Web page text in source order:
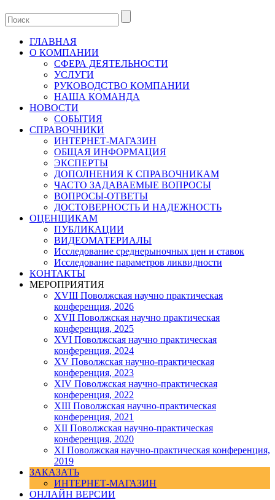
ГЛАВНАЯ
О КОМПАНИИ
СФЕРА ДЕЯТЕЛЬНОСТИ
УСЛУГИ
РУКОВОДСТВО КОМПАНИИ
НАША КОМАНДА
НОВОСТИ
СОБЫТИЯ
СПРАВОЧНИКИ
ИНТЕРНЕТ-МАГАЗИН
ОБЩАЯ ИНФОРМАЦИЯ
ЭКСПЕРТЫ
ДОПОЛНЕНИЯ К СПРАВОЧНИКАМ
ЧАСТО ЗАДАВАЕМЫЕ ВОПРОСЫ
ВОПРОСЫ-ОТВЕТЫ
ДОСТОВЕРНОСТЬ И НАДЕЖНОСТЬ
ОЦЕНЩИКАМ
ПУБЛИКАЦИИ
ВИДЕОМАТЕРИАЛЫ
Исследование среднерыночных цен и ставок
Исследование параметров ликвидности
КОНТАКТЫ
МЕРОПРИЯТИЯ
XVIII Поволжская научно практическая
конференция, 2026
XVII Поволжская научно практическая
конференция, 2025
XVI Поволжская научно практическая
конференция, 2024
ХV Поволжская научно-практическая
конференция, 2023
ХIV Поволжская научно-практическая
конференция, 2022
ХIII Поволжская научно-практическая
конференция, 2021
ХII Поволжская научно-практическая
конференция, 2020
XI Поволжская научно-практическая конференция,
2019
ЗАКАЗАТЬ
ИНТЕРНЕТ-МАГАЗИН
ОНЛАЙН ВЕРСИИ